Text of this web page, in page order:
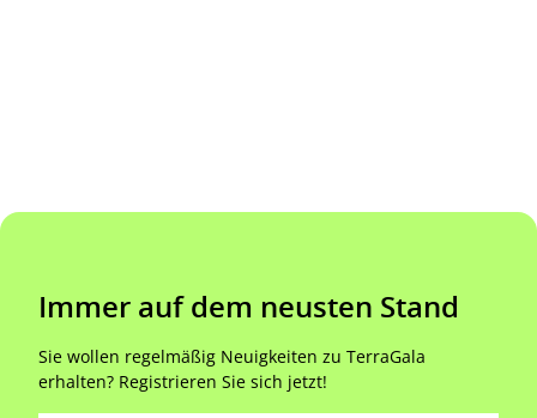
Immer auf dem neusten Stand
Sie wollen regelmäßig Neuigkeiten zu TerraGala
erhalten? Registrieren Sie sich jetzt!